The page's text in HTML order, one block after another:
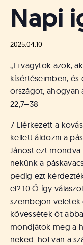
i
R
f
o
r
m
á
t
s
o
k
e
-
L
a
p
j
a
Napi
2025.04.10
„Ti vagytok azok,
kísértéseimben,
országot, ahogyan
22,7–38
7 Elérkezett a
kellett áldozni a
Jánost ezt
nekünk a
pedig ezt
el? 10 Ő így
szembejön veletek
kövessétek őt
mondjátok meg a
neked: hol van a